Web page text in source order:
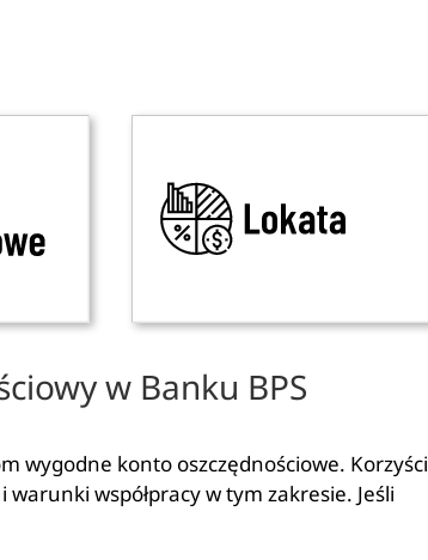
w Banku BPS
wygodne konto oszczędnościowe. Korzyści
współpracy w tym zakresie. Jeśli